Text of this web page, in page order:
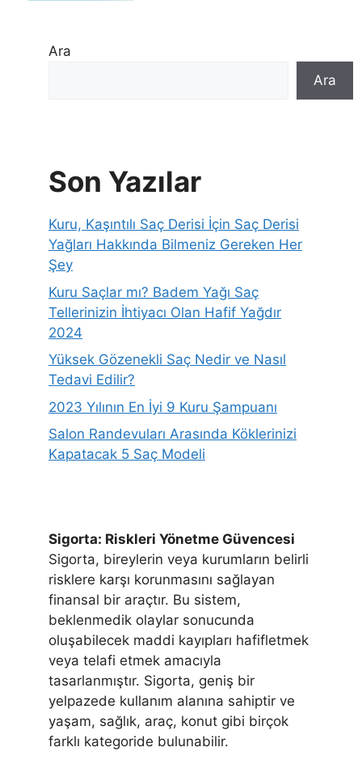
Ara
Ara
Son Yazılar
Kuru, Kaşıntılı Saç Derisi İçin Saç Derisi
Yağları Hakkında Bilmeniz Gereken Her
Şey
Kuru Saçlar mı? Badem Yağı Saç
Tellerinizin İhtiyacı Olan Hafif Yağdır
2024
Yüksek Gözenekli Saç Nedir ve Nasıl
Tedavi Edilir?
2023 Yılının En İyi 9 Kuru Şampuanı
Salon Randevuları Arasında Köklerinizi
Kapatacak 5 Saç Modeli
Sigorta: Riskleri Yönetme Güvencesi
Sigorta, bireylerin veya kurumların belirli
risklere karşı korunmasını sağlayan
finansal bir araçtır. Bu sistem,
beklenmedik olaylar sonucunda
oluşabilecek maddi kayıpları hafifletmek
veya telafi etmek amacıyla
tasarlanmıştır. Sigorta, geniş bir
yelpazede kullanım alanına sahiptir ve
yaşam, sağlık, araç, konut gibi birçok
farklı kategoride bulunabilir.